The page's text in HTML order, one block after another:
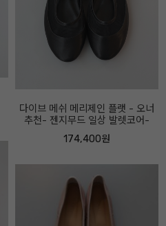
포지 이탈리안 레더 부츠 - 롱부터
앵클까지 - 오너추천- 굽 4센티